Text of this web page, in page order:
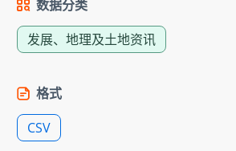
数据分类
发展、地理及土地资讯
格式
CSV